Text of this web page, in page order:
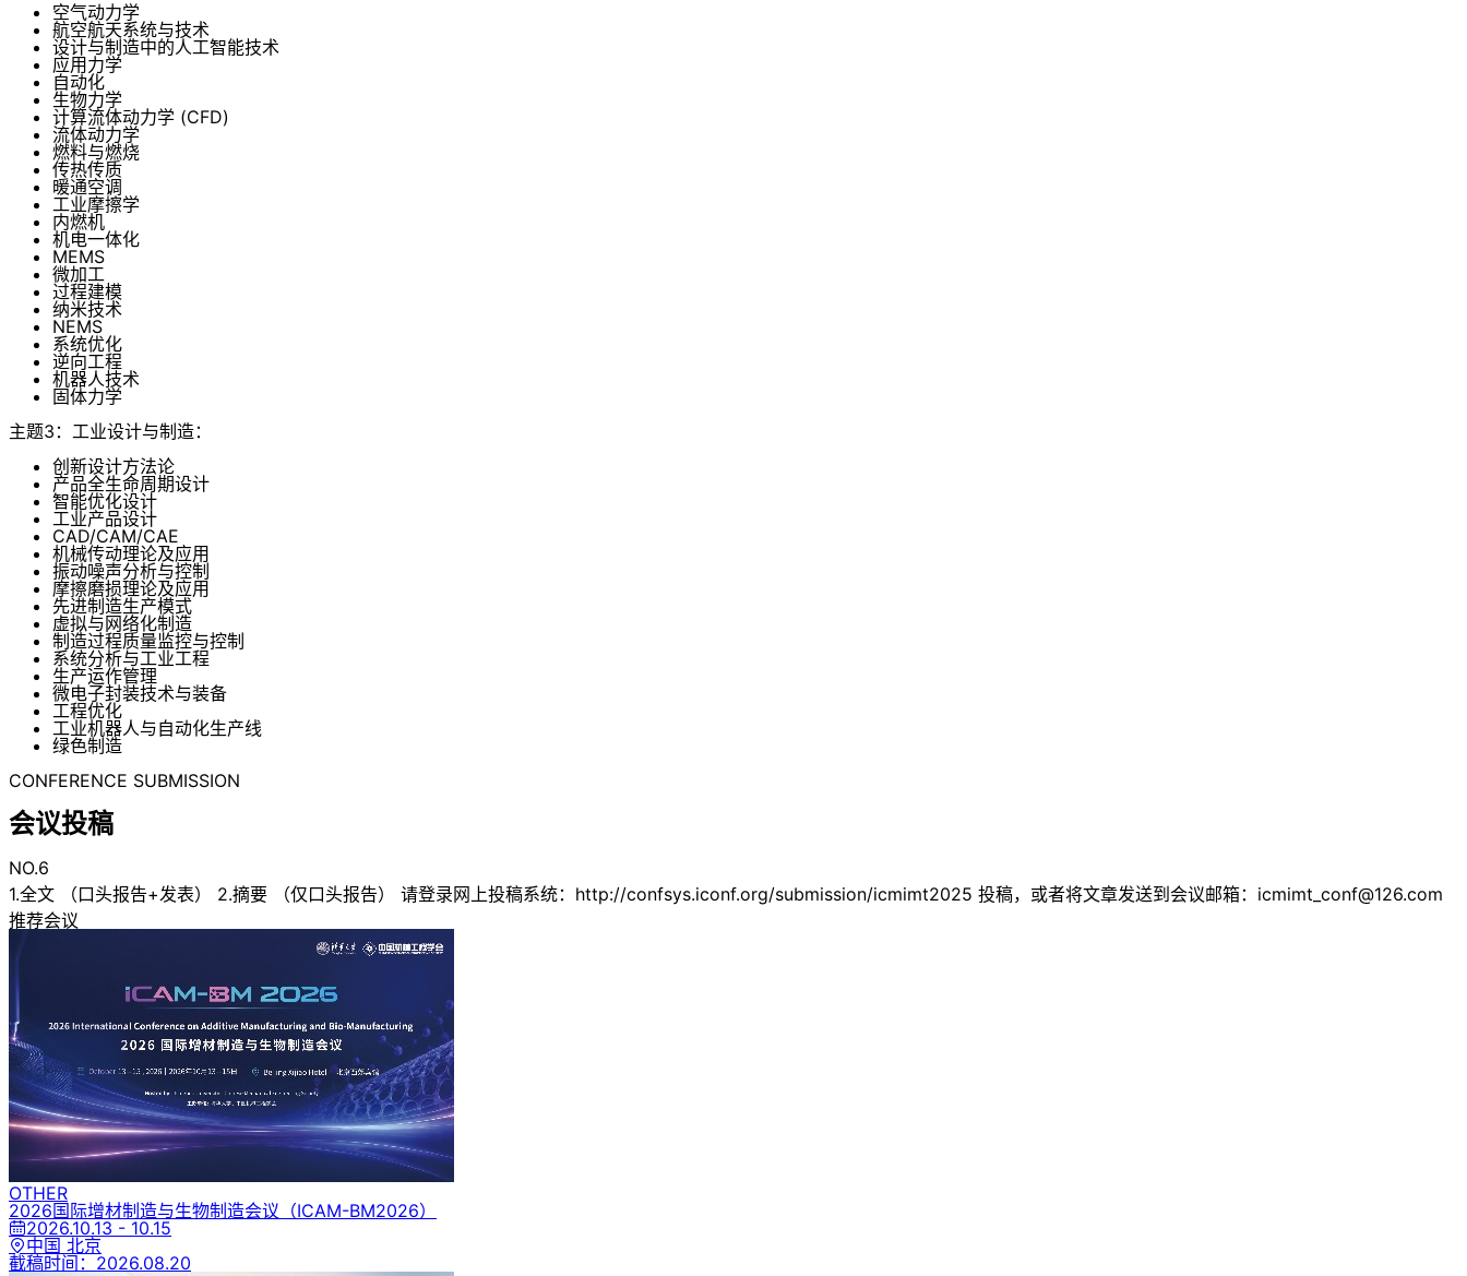
空气动力学
航空航天系统与技术
设计与制造中的人工智能技术
应用力学
自动化
生物力学
计算流体动力学 (CFD)
流体动力学
燃料与燃烧
传热传质
暖通空调
工业摩擦学
内燃机
机电一体化
MEMS
微加工
过程建模
纳米技术
NEMS
系统优化
逆向工程
机器人技术
固体力学
主题3：工业设计与制造：
创新设计方法论
产品全生命周期设计
智能优化设计
工业产品设计
CAD/CAM/CAE
机械传动理论及应用
振动噪声分析与控制
摩擦磨损理论及应用
先进制造生产模式
虚拟与网络化制造
制造过程质量监控与控制
系统分析与工业工程
生产运作管理
微电子封装技术与装备
工程优化
工业机器人与自动化生产线
绿色制造
CONFERENCE SUBMISSION
会议投稿
NO.6
1.全文 （口头报告+发表） 2.摘要 （仅口头报告） 请登录网上投稿系统：http://confsys.iconf.org/submission/icmimt2025 投稿，或者将文章发送到会议邮箱： icmimt_conf@126.com
推荐会议
OTHER
2026国际增材制造与生物制造会议 （ICAM-BM2026）
2026.10.13 - 10.15
中国 北京
截稿时间： 2026.08.20